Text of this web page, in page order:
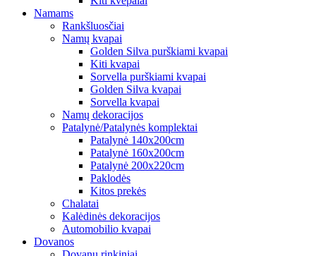
Namams
Rankšluosčiai
Namų kvapai
Golden Silva purškiami kvapai
Kiti kvapai
Sorvella purškiami kvapai
Golden Silva kvapai
Sorvella kvapai
Namų dekoracijos
Patalynė/Patalynės komplektai
Patalynė 140x200cm
Patalynė 160x200cm
Patalynė 200x220cm
Paklodės
Kitos prekės
Chalatai
Kalėdinės dekoracijos
Automobilio kvapai
Dovanos